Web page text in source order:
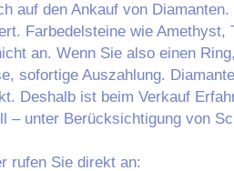
auf den Ankauf von
Farbedelsteine wie
an. Wenn Sie also einen
sofortige Auszahlung.
Deshalb ist beim Verkauf
unter Berücksichtigung von
rufen Sie direkt an: